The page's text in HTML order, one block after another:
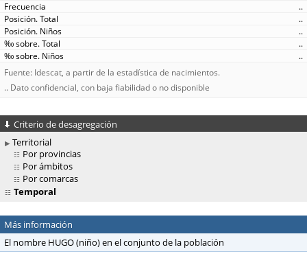
..
..
..
..
..
Fuente: Idescat, a partir de la estadística de nacimientos.
.. Dato confidencial, con baja fiabilidad o no disponible
Criterio de desagregación
Territorial
Por provincias
Por ámbitos
Por comarcas
Temporal
Más información
El nombre HUGO (niño) en el conjunto de la población